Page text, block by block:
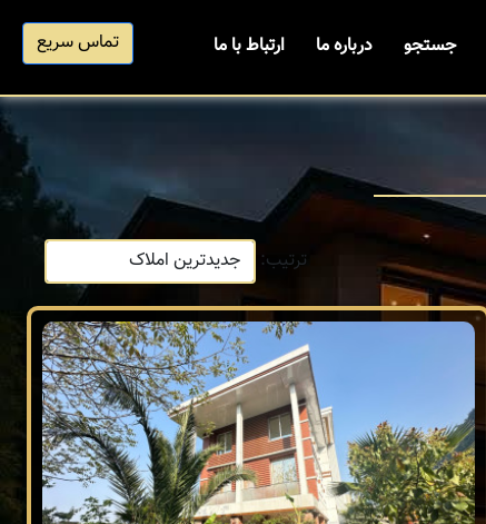
جستجو درباره ما ارتباط با ما تماس سریع
ترتیب: